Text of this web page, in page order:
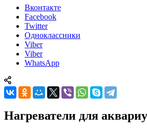
Вконтакте
Facebook
Twitter
Одноклассники
Viber
Viber
WhatsApp
Нагреватели для